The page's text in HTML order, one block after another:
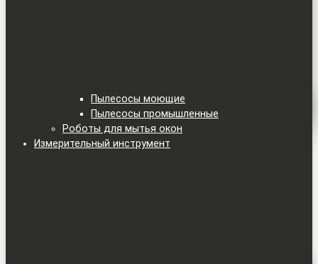
Пылесосы моющие
Пылесосы промышленные
Роботы для мытья окон
Измерительный инструмент